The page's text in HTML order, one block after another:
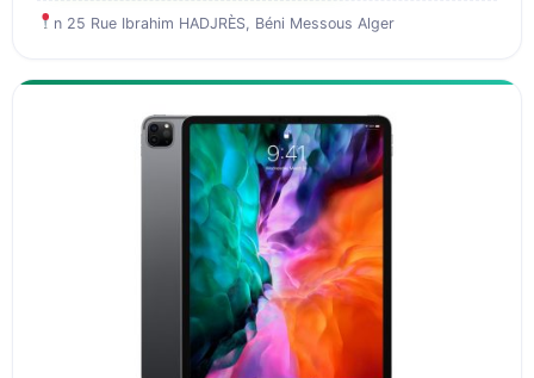
n 25 Rue Ibrahim HADJRÈS, Béni Messous Alger